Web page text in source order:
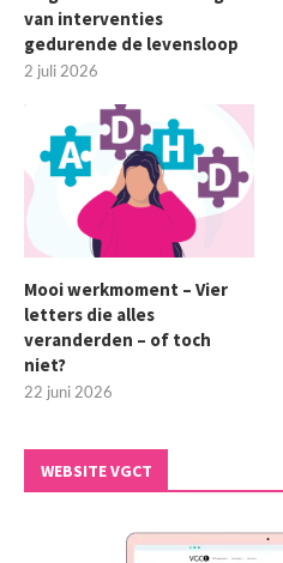
van interventies
gedurende de levensloop
2 juli 2026
Mooi werkmoment – Vier
letters die alles
veranderden – of toch
niet?
22 juni 2026
WEBSITE VGCT